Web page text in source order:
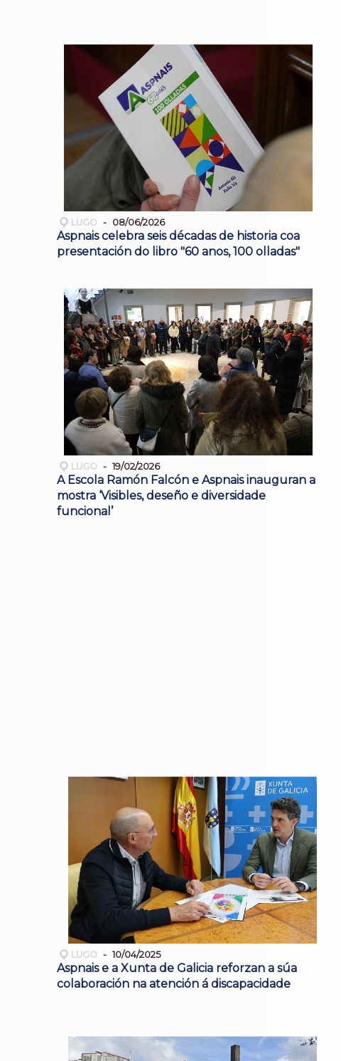
LUGO 08/06/2026
Aspnais celebra seis décadas de historia coa
presentación do libro "60 anos, 100 olladas"
LUGO 19/02/2026
A Escola Ramón Falcón e Aspnais inauguran a
mostra ‘Visibles, deseño e diversidade
funcional’
LUGO 10/04/2025
Aspnais e a Xunta de Galicia reforzan a súa
colaboración na atención á discapacidade